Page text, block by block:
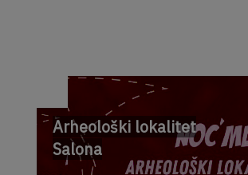
Arheološki lokalitet
Salona